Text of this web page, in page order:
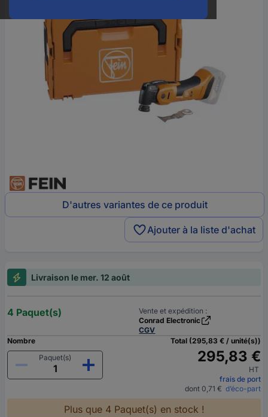
D'autres variantes de ce produit
Ajouter à la liste d'achat
Livraison le mer. 12 août
4 Paquet(s)
Vente et expédition :
Conrad Electronic
CGV
Nombre
Paquet(s)
Total (295,83 € / unité(s))
295,83 €
HT
frais de port
dont 0,71 € d’éco-part
Plus que 4 Paquet(s) en stock !